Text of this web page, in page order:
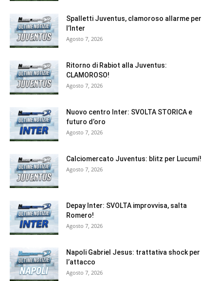
Spalletti Juventus, clamoroso allarme per
l’Inter
Agosto 7, 2026
Ritorno di Rabiot alla Juventus:
CLAMOROSO!
Agosto 7, 2026
Nuovo centro Inter: SVOLTA STORICA e
futuro d’oro
Agosto 7, 2026
Calciomercato Juventus: blitz per Lucumí!
Agosto 7, 2026
Depay Inter: SVOLTA improvvisa, salta
Romero!
Agosto 7, 2026
Napoli Gabriel Jesus: trattativa shock per
l’attacco
Agosto 7, 2026